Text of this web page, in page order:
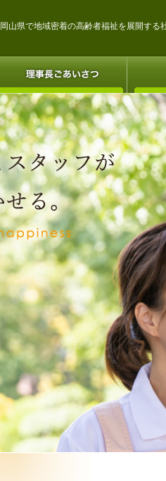
岡山県で地域密着の高齢者福祉を展開する